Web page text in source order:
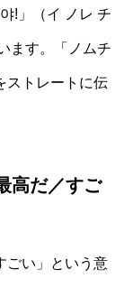
!」（イ ノレ チ
ます。「ノムチ
ストレートに伝
高だ／すご
ごい」という意